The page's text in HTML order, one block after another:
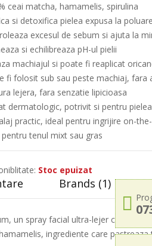
ceai matcha, hamamelis, spirulina
si detoxifica pielea expusa la poluare
excesul de sebum si ajuta la
si echilibreaza pH-ul pielii
machiajul si poate fi reaplicat
fi folosit sub sau peste machiaj, fara
lejera, fara senzatie lipicioasa
dermatologic, potrivit si pentru
practic, ideal pentru ingrijire on-
pentru tenul mixt sau gras
Stoc epuizat
Brands (1)
un spray facial ultra-lejer ce
ingrediente care